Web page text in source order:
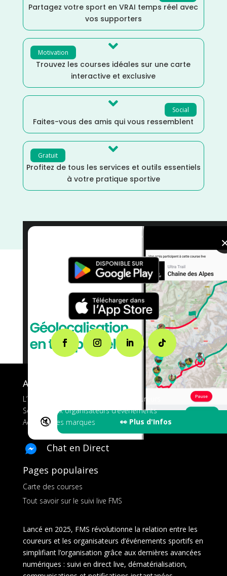
Partagez votre sport en VRAI temps réel avec
vos supporters
Motivation 
Trouvez les courses idéales sur une carte
interactive et exclusive
Social

Faites-vous des amis qui vous ressemblent
Gratuit 
Profitez de tous les services et outils essentiels
à votre pratique sportive
🔇 👀 Plus d'Infos
A propos de FMS
L’application tout-en-un pour les coureurs
Services aux organisateurs d’événements
Ads pour les marques
Chat en Direct
Pages populaires
Carte des courses
Tout savoir sur le suivi live FMS
Lancé en 2025, FMS révolutionne la relation entre les
coureurs et les organisateurs d’événements sportifs en
simplifiant l’organisation grâce aux dernières avancées
numériques : suivi en direct live, dématérialisation,